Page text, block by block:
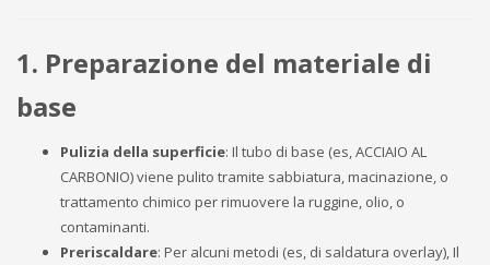
1. Preparazione del materiale di
base
Pulizia della superficie: Il tubo di base (es, ACCIAIO AL
CARBONIO) viene pulito tramite sabbiatura, macinazione, o
trattamento chimico per rimuovere la ruggine, olio, o
contaminanti.
Preriscaldare: Per alcuni metodi (es, di saldatura overlay), Il